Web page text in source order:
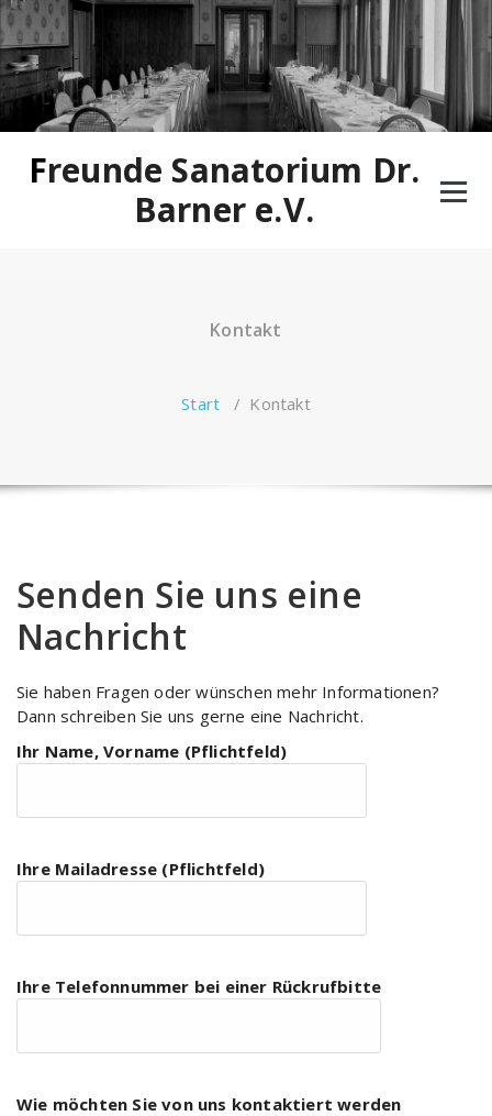
Zum
Inhalt
springen
Freunde Sanatorium Dr.
Barner e.V.
Kontakt
Start / Kontakt
Senden Sie uns eine
Nachricht
Sie haben Fragen oder wünschen mehr Informationen?
Dann schreiben Sie uns gerne eine Nachricht.
Ihr Name, Vorname (Pflichtfeld)
Ihre Mailadresse (Pflichtfeld)
Ihre Telefonnummer bei einer Rückrufbitte
Wie möchten Sie von uns kontaktiert werden